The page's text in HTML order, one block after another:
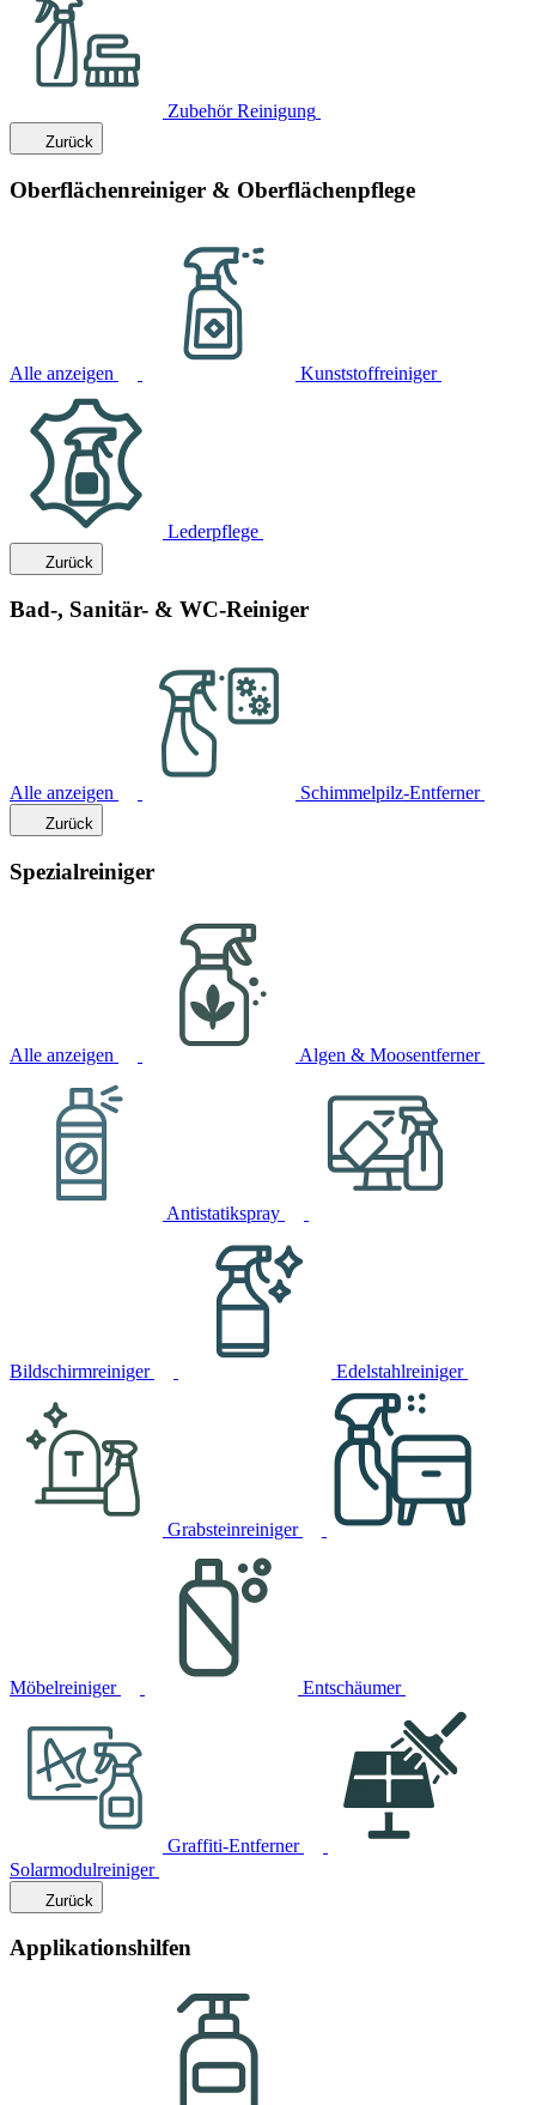
Zubehör Reinigung
Zurück
Oberflächenreiniger & Oberflächenpflege
Alle anzeigen Kunststoffreiniger
Lederpflege
Zurück
Bad-, Sanitär- & WC-Reiniger
Alle anzeigen Schimmelpilz-Entferner
Zurück
Spezialreiniger
Alle anzeigen Algen & Moosentferner
Antistatikspray
Bildschirmreiniger Edelstahlreiniger
Grabsteinreiniger
Möbelreiniger Entschäumer
Graffiti-Entferner
Solarmodulreiniger
Zurück
Applikationshilfen